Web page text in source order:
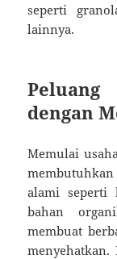
seperti
lainnya.
dengan
Memulai
alami seperti
bahan
membuat